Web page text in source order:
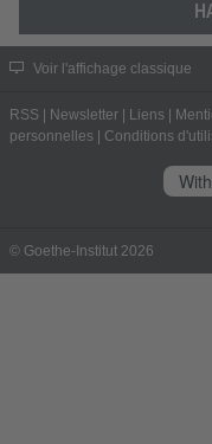
Voir l'affichage classique
RSS Newsletter Liens
personnelles
Conditions
© Goethe-Institut 2026